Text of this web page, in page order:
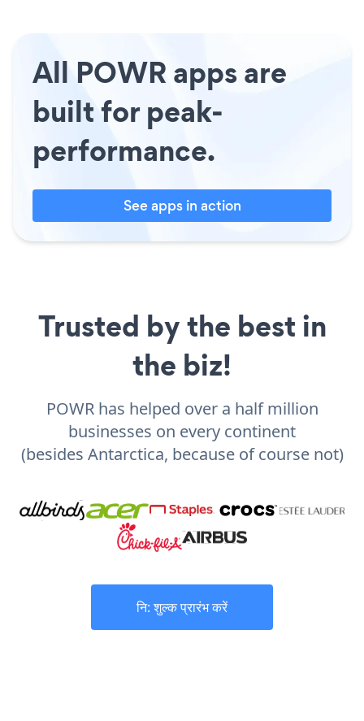
All POWR apps are
built for peak-
performance.
See apps in action
Trusted by the best in
the biz!
POWR has helped over a half million
businesses on every continent
(besides Antarctica, because of course not)
नि: शुल्क प्रारंभ करें